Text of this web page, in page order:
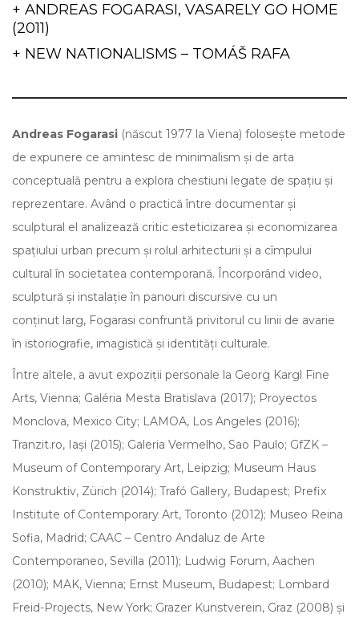
+ ANDREAS FOGARASI, VASARELY GO HOME
(2011)
+ NEW NATIONALISMS – TOMÁŠ RAFA
Andreas Fogarasi (născut 1977 la Viena) folosește metode
de expunere ce amintesc de minimalism și de arta
conceptuală pentru a explora chestiuni legate de spațiu și
reprezentare. Având o practică între documentar și
sculptural el analizează critic esteticizarea și economizarea
spațiului urban precum și rolul arhitecturii și a cîmpului
cultural în societatea contemporană. Încorporând video,
sculptură și instalație în panouri discursive cu un
conținut larg, Fogarasi confruntă privitorul cu linii de avarie
în istoriografie, imagistică și identități culturale.
Între altele, a avut expoziții personale la Georg Kargl Fine
Arts, Vienna; Galéria Mesta Bratislava (2017); Proyectos
Monclova, Mexico City; LAMOA, Los Angeles (2016);
Tranzit.ro, Iași (2015); Galeria Vermelho, Sao Paulo; GfZK –
Museum of Contemporary Art, Leipzig; Museum Haus
Konstruktiv, Zürich (2014); Trafó Gallery, Budapest; Prefix
Institute of Contemporary Art, Toronto (2012); Museo Reina
Sofia, Madrid; CAAC – Centro Andaluz de Arte
Contemporaneo, Sevilla (2011); Ludwig Forum, Aachen
(2010); MAK, Vienna; Ernst Museum, Budapest; Lombard
Freid-Projects, New York; Grazer Kunstverein, Graz (2008) și